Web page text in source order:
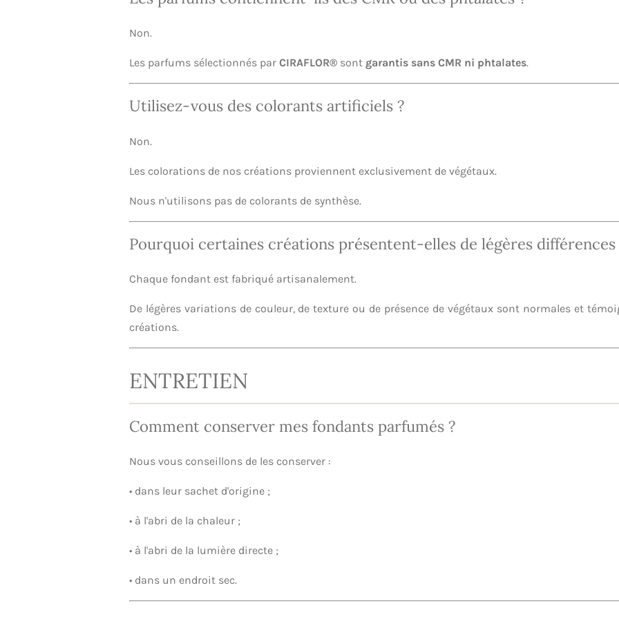
Non.
Les parfums sélectionnés par CIRAFLOR® sont garantis sans CMR ni phtalates.
Utilisez-vous des colorants artificiels ?
Non.
Les colorations de nos créations proviennent exclusivement de végétaux.
Nous n'utilisons pas de colorants de synthèse.
Pourquoi certaines créations présentent-elles de légères différences
Chaque fondant est fabriqué artisanalement.
De légères variations de couleur, de texture ou de présence de végétaux sont normales et
créations.
ENTRETIEN
Comment conserver mes fondants parfumés ?
Nous vous conseillons de les conserver :
• dans leur sachet d'origine ;
• à l'abri de la chaleur ;
• à l'abri de la lumière directe ;
• dans un endroit sec.